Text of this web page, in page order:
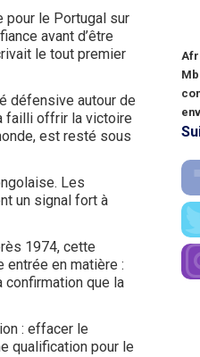
pour le Portugal sur
avant d’être
le tout premier
défensive autour de
failli offrir la victoire
est resté sous
Les
un signal fort à
1974, cette
entrée en matière :
confirmation que la
: effacer le
qualification pour le